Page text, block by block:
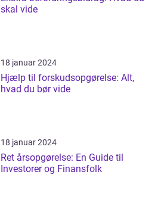
skal vide
18 januar 2024
Hjælp til forskudsopgørelse: Alt,
hvad du bør vide
18 januar 2024
Ret årsopgørelse: En Guide til
Investorer og Finansfolk